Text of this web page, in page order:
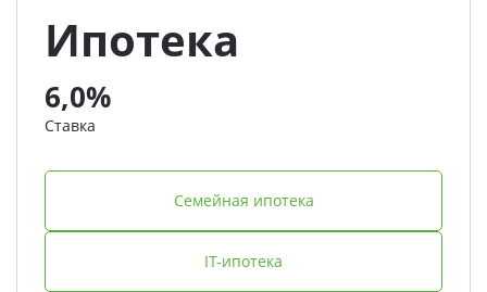
Ипотека
6,0%
Ставка
Семейная ипотека
IT-ипотека